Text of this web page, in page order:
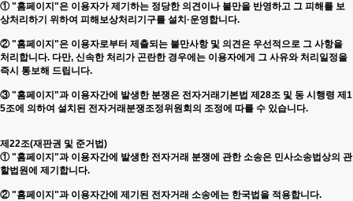
① "홈페이지"은 이용자가 제기하는 정당한 의견이나 불만을 반영하고 그 피해를 보
상처리하기 위하여 피해보상처리기구를 설치·운영합니다.
② "홈페이지"은 이용자로부터 제출되는 불만사항 및 의견은 우선적으로 그 사항을
처리합니다. 다만, 신속한 처리가 곤란한 경우에는 이용자에게 그 사유와 처리일정을
즉시 통보해 드립니다.
③ "홈페이지"과 이용자간에 발생한 분쟁은 전자거래기본법 제28조 및 동 시행령 제1
5조에 의하여 설치된 전자거래분쟁조정위원회의 조정에 따를 수 있습니다.
제22조(재판권 및 준거법)
① "홈페이지"과 이용자간에 발생한 전자거래 분쟁에 관한 소송은 민사소송법상의 관
할법원에 제기합니다.
② "홈페이지"과 이용자간에 제기된 전자거래 소송에는 한국법을 적용합니다.